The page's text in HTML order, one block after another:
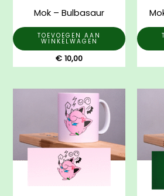
Mok – Bulbasaur
TOEVOEGEN AAN
WINKELWAGEN
€ 10,00